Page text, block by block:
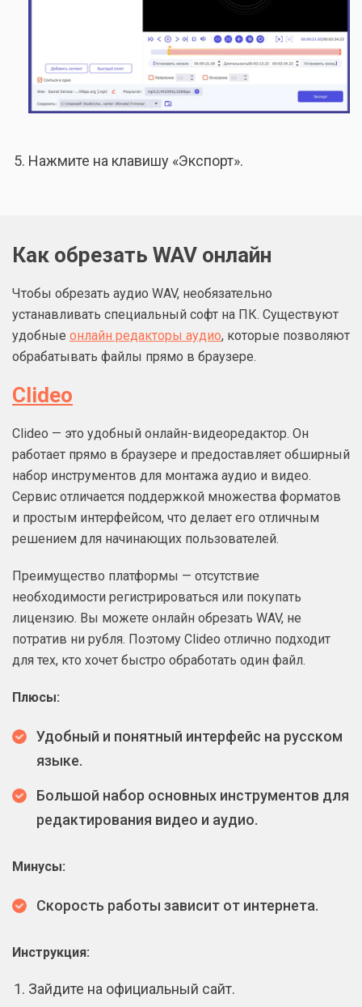
Нажмите на клавишу «Экспорт».
Как обрезать WAV онлайн
Чтобы обрезать аудио WAV, необязательно
устанавливать специальный софт на ПК. Существуют
удобные онлайн редакторы аудио, которые позволяют
обрабатывать файлы прямо в браузере.
Clideo
Clideo — это удобный онлайн-видеоредактор. Он
работает прямо в браузере и предоставляет обширный
набор инструментов для монтажа аудио и видео.
Сервис отличается поддержкой множества форматов
и простым интерфейсом, что делает его отличным
решением для начинающих пользователей.
Преимущество платформы — отсутствие
необходимости регистрироваться или покупать
лицензию. Вы можете онлайн обрезать WAV, не
потратив ни рубля. Поэтому Clideo отлично подходит
для тех, кто хочет быстро обработать один файл.
Плюсы:
Удобный и понятный интерфейс на русском
языке.
Большой набор основных инструментов для
редактирования видео и аудио.
Минусы:
Скорость работы зависит от интернета.
Инструкция:
Зайдите на официальный сайт.